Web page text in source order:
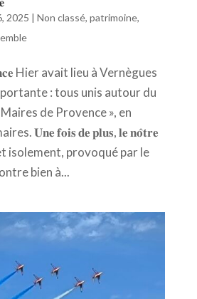
2025 | Non classé, patrimoine,
Hier avait lieu à Vernègues
: tous unis autour du
de Provence », en
𝐔𝐧𝐞 𝐟𝐨𝐢𝐬 𝐝𝐞 𝐩𝐥𝐮𝐬, 𝐥𝐞 𝐧𝐨̂𝐭𝐫𝐞
isolement, provoqué par le
bien à...